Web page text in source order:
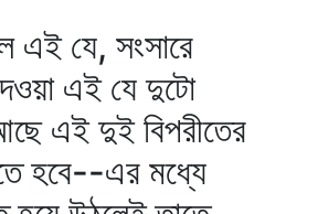
এই যে, সংসারে
এই যে দুটো
এই দুই বিপরীতের
হবে--এর মধ্যে